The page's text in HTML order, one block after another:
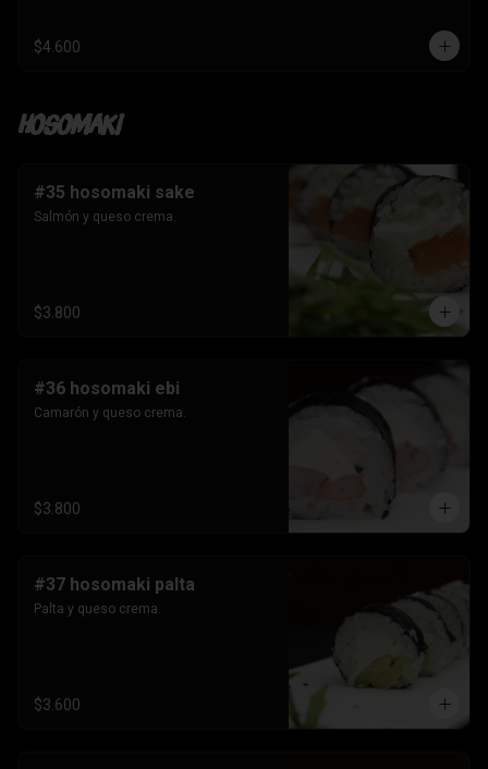
$4.600
Hosomaki
#35 hosomaki sake
Salmón y queso crema.
$3.800
#36 hosomaki ebi
Camarón y queso crema.
$3.800
#37 hosomaki palta
Palta y queso crema.
$3.600